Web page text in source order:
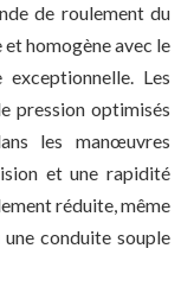
de roulement du
homogène avec le
Les
pression optimisés
les manœuvres
et une rapidité
réduite, même
conduite souple